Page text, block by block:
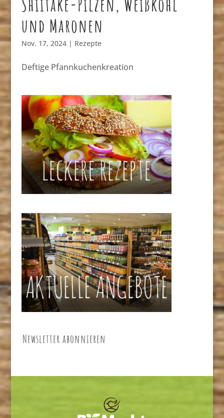
Shiitake-Pilzen, Weißkohl
und Maronen
Nov. 17, 2024| Rezepte
Deftige Pfannkuchenkreation
Newsletter abonnieren